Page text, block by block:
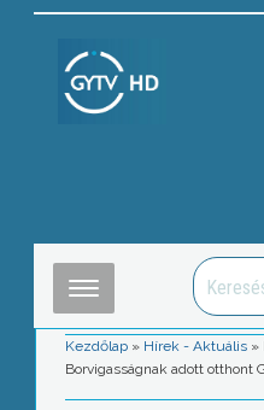
Kezdőlap » Hírek - Aktuális »
Borvigasságnak adott otthont